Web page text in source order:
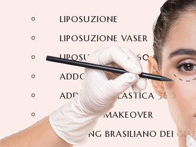
LIPOSUZIONE
LIPOSUZIONE VASER
LIPOSUZIONE A 360 GRADI
ADDOMINOPLASTICA
ADDOMINOPLASTICA 360
MOMMY MAKEOVER
IL LIFTING BRASILIANO DEI